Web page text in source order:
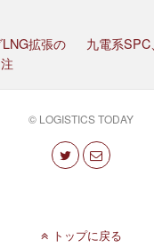
拡張の
九電系
© LOGISTICS TODAY
トップに戻る